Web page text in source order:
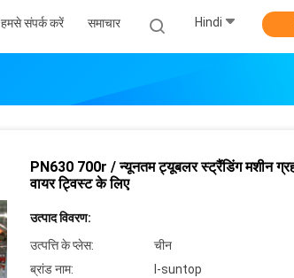
हमसे संपर्क करें समाचार Hindi
PN630 700r / न्यूनतम ट्यूबलर स्ट्रैंडिंग मशीन
वायर ट्विस्ट के लिए
उत्पाद विवरण:
उत्पत्ति के प्लेस:
चीन
ब्रांड नाम:
I-suntop